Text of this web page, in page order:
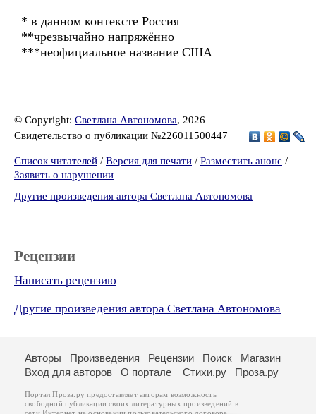
* в данном контексте Россия
**чрезвычайно напряжённо
***неофициальное название США
© Copyright: Светлана Автономова, 2026
Свидетельство о публикации №226011500447
Список читателей / Версия для печати / Разместить анонс /
Заявить о нарушении
Другие произведения автора Светлана Автономова
Рецензии
Написать рецензию
Другие произведения автора Светлана Автономова
Авторы Произведения Рецензии Поиск
Магазин
Вход для авторов
О портале Стихи.ру Проза.ру
Портал Проза.ру предоставляет авторам возможность
свободной публикации своих литературных произведений в